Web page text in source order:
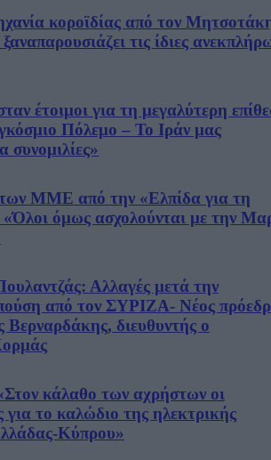
κοροϊδίας από τον
τις ίδιες
έτοιμοι για τη μεγαλύτερη
Πόλεμο – Το Ιράν μας
συνομιλίες»
ΜΜΕ από την «Ελπίδα για τη
όμως ασχολούνται με την
Αλλαγές μετά την
από τον ΣΥΡΙΖΑ- Νέος
Βερναρδάκης, διευθυντής ο
κάλαθο των αχρήστων οι
για το καλώδιο της ηλεκτρικής
Κύπρου»